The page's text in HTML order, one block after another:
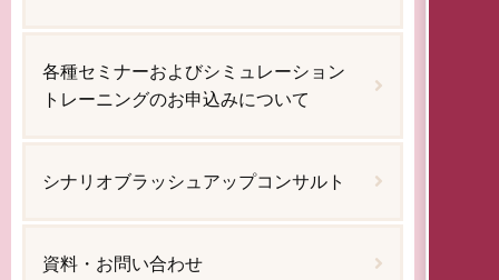
各種セミナーおよびシミュレーション
トレーニングのお申込みについて
シナリオブラッシュアップコンサルト
資料・お問い合わせ